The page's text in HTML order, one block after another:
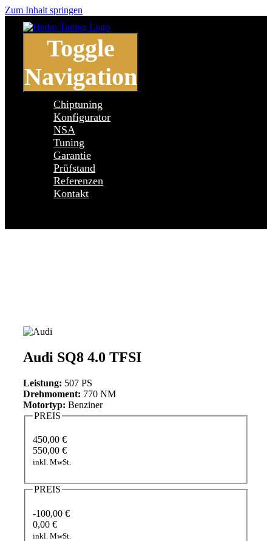
Zum Inhalt springen
Toggle
Navigation
Chiptuning
Konfigurator
NSA
Tuning
Garantie
Prüfstand
Referenzen
Kontakt
Audi SQ8 4.0 TFSI
Leistung: 507 PS
Drehmoment: 770 NM
Motortyp: Benziner
PREIS
450,00 €
550,00 €
inkl. MwSt.
PREIS
-100,00 €
0,00 €
inkl. MwSt.